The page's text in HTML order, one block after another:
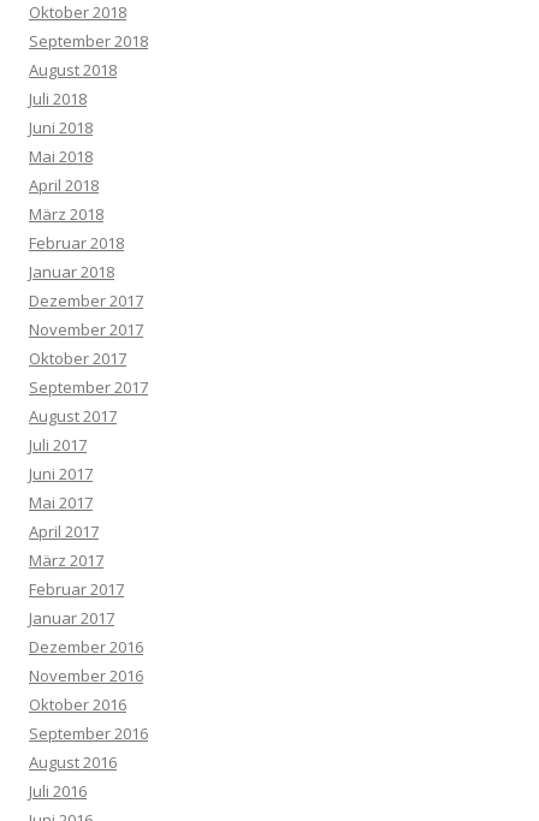
Oktober 2018
September 2018
August 2018
Juli 2018
Juni 2018
Mai 2018
April 2018
März 2018
Februar 2018
Januar 2018
Dezember 2017
November 2017
Oktober 2017
September 2017
August 2017
Juli 2017
Juni 2017
Mai 2017
April 2017
März 2017
Februar 2017
Januar 2017
Dezember 2016
November 2016
Oktober 2016
September 2016
August 2016
Juli 2016